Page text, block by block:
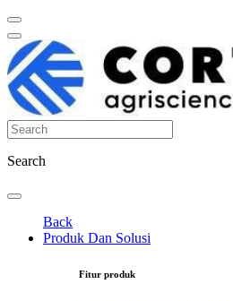
Search
Back
Produk Dan Solusi
Fitur produk